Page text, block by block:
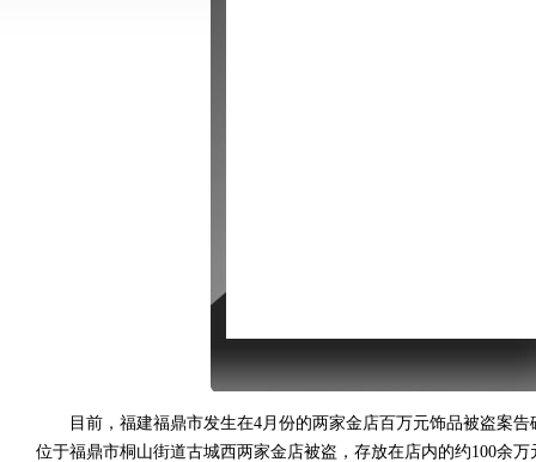
目前，福建福鼎市发生在4月份的两家金店百万元饰品被盗案告
位于福鼎市桐山街道古城西两家金店被盗，存放在店内的约100余